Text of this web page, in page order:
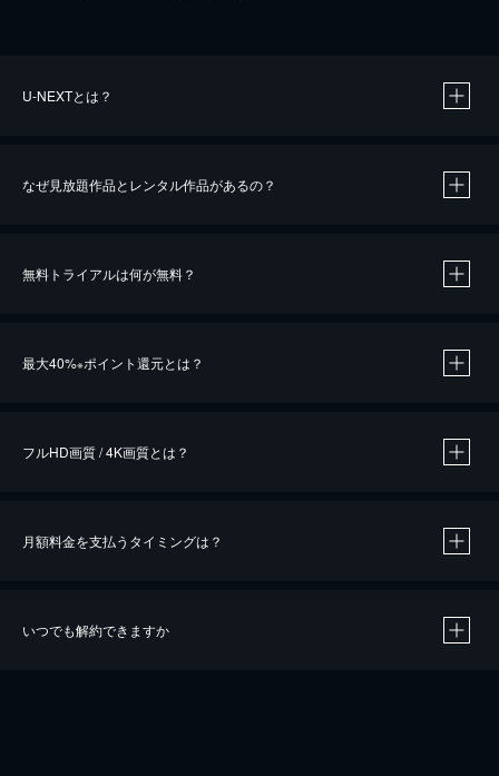
U-NEXTとは？
なぜ見放題作品とレンタル作品があるの？
無料トライアルは何が無料？
最大40%※ポイント還元とは？
※40％ポイント還元の対象は、クレジットカード決済による作品の購入 / レンタルです。
iOSアプリのUコイン決済による作品の購入 / レンタルは、20％のポイント還元です。
フルHD画質 / 4K画質とは？
月額料金を支払うタイミングは？
いつでも解約できますか